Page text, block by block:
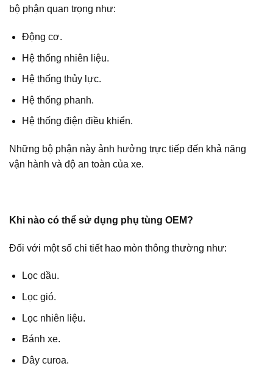
bộ phận quan trọng như:
Động cơ.
Hệ thống nhiên liệu.
Hệ thống thủy lực.
Hệ thống phanh.
Hệ thống điện điều khiển.
Những bộ phận này ảnh hưởng trực tiếp đến khả năng
vận hành và độ an toàn của xe.
Khi nào có thể sử dụng phụ tùng OEM?
Đối với một số chi tiết hao mòn thông thường như:
Lọc dầu.
Lọc gió.
Lọc nhiên liệu.
Bánh xe.
Dây curoa.